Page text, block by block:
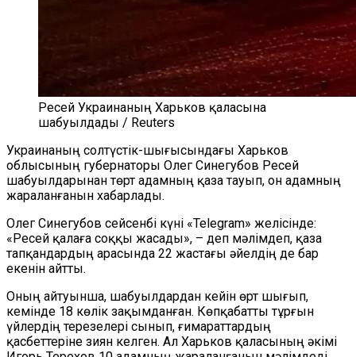
Ресей Украинаның Харьков қаласына
шабуылдады / Reuters
Украинаның солтүстік-шығысындағы Харьков
облысының губернаторы Олег Синегубов Ресей
шабуылдарынан төрт адамның қаза тауып, он адамның
жараланғанын хабарлады.
Олег Синегубов сейсенбі күні «Telegram» желісінде:
«Ресей қалаға соққы жасады», – деп мәлімдеп, қаза
тапқандардың арасында 22 жастағы әйелдің де бар
екенін айтты.
Оның айтуынша, шабуылдардан кейін өрт шығып,
кемінде 18 көлік зақымданған. Көпқабатты тұрғын
үйлердің терезелері сынып, ғимараттардың
қасбеттеріне зиян келген. Ал Харьков қаласының әкімі